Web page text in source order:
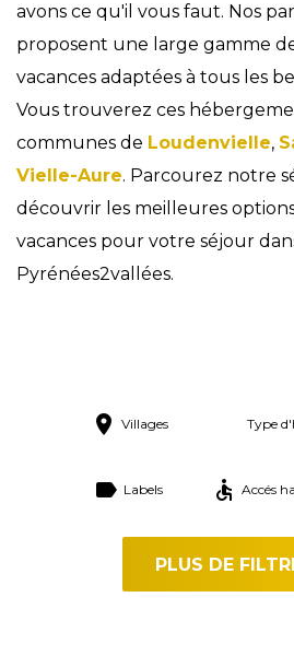
avons ce qu'il vous faut. Nos
proposent une large gamme
vacances adaptées à tous les
Vous trouverez ces
communes de Loudenvielle,
Vielle-Aure. Parcourez notre
découvrir les meilleures
vacances pour votre séjour
Pyrénées2vallées.
Villages Type
Labels Accés
PLUS DE